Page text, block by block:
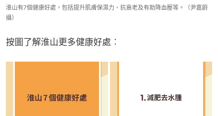
淮山有7個健康好處，包括提升肌膚保濕力、抗衰老及有助降血壓等。（尹嘉蔚
攝）
按圖了解淮山更多健康好處︰